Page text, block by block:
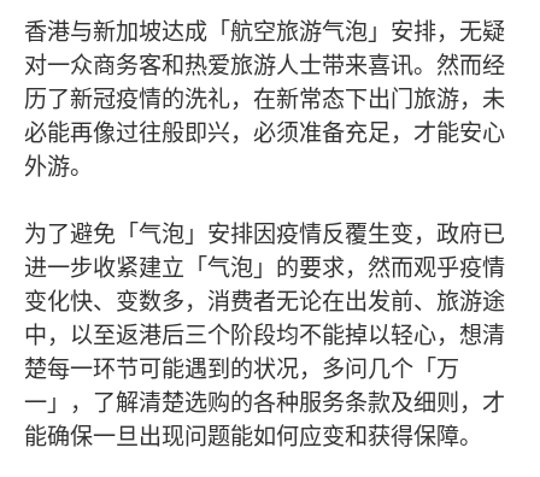
香港与新加坡达成「航空旅游气泡」安排，无疑
对一众商务客和热爱旅游人士带来喜讯。然而经
历了新冠疫情的洗礼，在新常态下出门旅游，未
必能再像过往般即兴，必须准备充足，才能安心
外游。
为了避免「气泡」安排因疫情反覆生变，政府已
进一步收紧建立「气泡」的要求，然而观乎疫情
变化快、变数多，消费者无论在出发前、旅游途
中，以至返港后三个阶段均不能掉以轻心，想清
楚每一环节可能遇到的状况，多问几个「万
一」，了解清楚选购的各种服务条款及细则，才
能确保一旦出现问题能如何应变和获得保障。